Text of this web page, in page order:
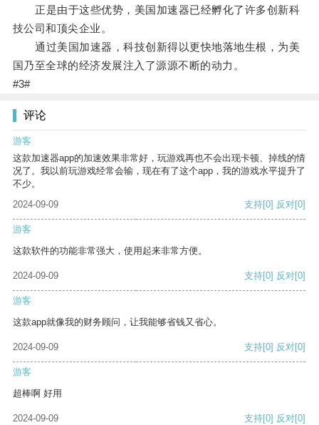
正是由于这些优势，美国加速器已经孵化了许多创新科
技公司和顶尖企业。
通过美国加速器，科技创新得以更快地落地生根，为美
国乃至全球的经济发展注入了源源不断的动力。
#3#
评论
游客
这款加速器app的加速效果非常好，玩游戏再也不会出现卡顿、掉线的情
况了。我以前玩游戏经常会输，现在有了这个app，我的游戏水平提升了
不少。
2024-09-09
支持[0] 反对[0]
游客
这款软件的功能非常强大，使用起来非常方便。
2024-09-09 支持[0] 反对[0]
游客
这款app就像我的财务顾问，让我能够省钱又省心。
2024-09-09 支持[0] 反对[0]
游客
超棒啊 好用
2024-09-09 支持[0] 反对[0]